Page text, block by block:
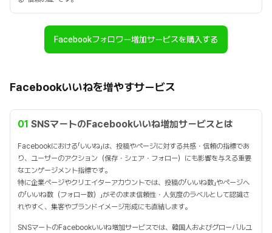
Facebookフォロワー増加サービスを購入する
Facebookいいねを増やすサービス
01 SNSマートのFacebookいいね増加サービスとは
Facebookにおける「いいね」は、投稿やページに対する共感・信頼の指標であ
り、ユーザーのアクション（保存・シェア・フォロー）にも影響を与える重要
なエンゲージメント指標です。
特に企業ページやクリエイターアカウントでは、投稿の「いいね数」やページへ
の「いいね数（フォロー数）」がそのまま信頼性・人気度のラベルとして認識さ
れやすく、集客やブランドイメージ形成にも直結します。
SNSマートのFacebookいいね増加サービスでは、韓国人およびグローバルユ